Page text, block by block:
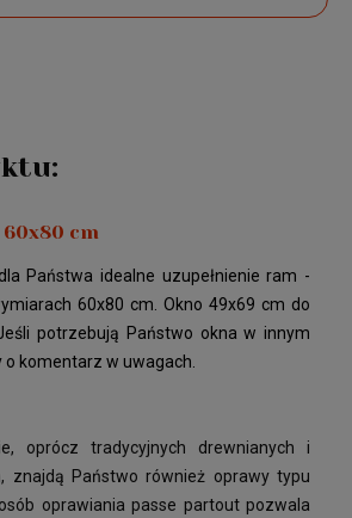
cm
Państwa idealne uzupełnienie ram -
60x80 cm. Okno 49x69 cm do
potrzebują Państwo okna w innym
komentarz w uwagach.
oprócz tradycyjnych drewnianych i
znajdą Państwo również oprawy typu
oprawiania passe partout pozwala